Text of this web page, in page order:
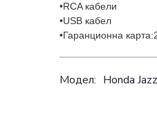
•RCA кабели
•USB кабел
•Гаранционна
Модел: Honda